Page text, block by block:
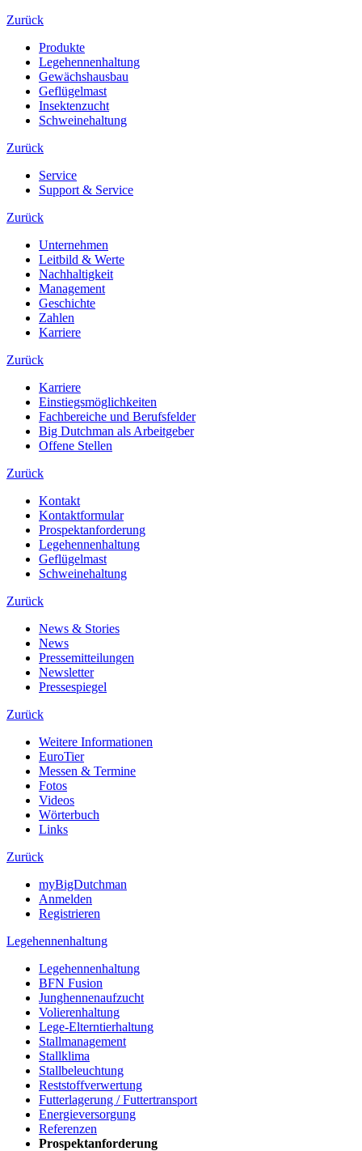
Zurück
Produkte
Legehennenhaltung
Gewächshausbau
Geflügelmast
Insektenzucht
Schweinehaltung
Zurück
Service
Support & Service
Zurück
Unternehmen
Leitbild & Werte
Nachhaltigkeit
Management
Geschichte
Zahlen
Karriere
Zurück
Karriere
Einstiegsmöglichkeiten
Fachbereiche und Berufsfelder
Big Dutchman als Arbeitgeber
Offene Stellen
Zurück
Kontakt
Kontaktformular
Prospektanforderung
Legehennenhaltung
Geflügelmast
Schweinehaltung
Zurück
News & Stories
News
Pressemitteilungen
Newsletter
Pressespiegel
Zurück
Weitere Informationen
EuroTier
Messen & Termine
Fotos
Videos
Wörterbuch
Links
Zurück
myBigDutchman
Anmelden
Registrieren
Legehennenhaltung
Legehennenhaltung
BFN Fusion
Junghennenaufzucht
Volierenhaltung
Lege-Elterntierhaltung
Stallmanagement
Stallklima
Stallbeleuchtung
Reststoffverwertung
Futterlagerung / Futtertransport
Energieversorgung
Referenzen
Prospektanforderung